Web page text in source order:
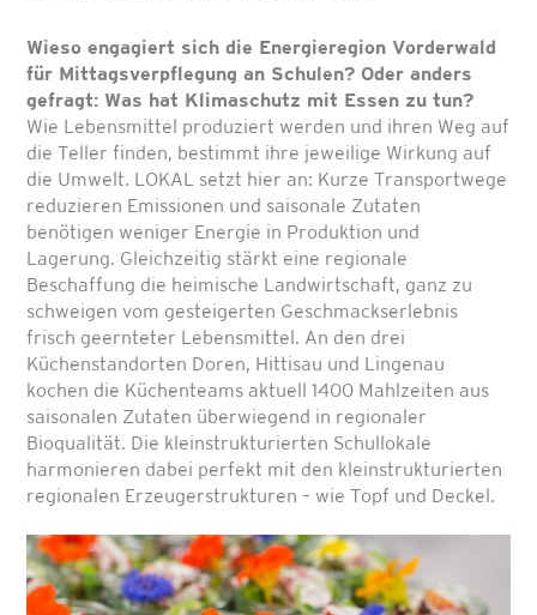
Wieso engagiert sich die Energieregion Vorderwald
für Mittagsverpflegung an Schulen? Oder anders
gefragt: Was hat Klimaschutz mit Essen zu tun?
Wie Lebensmittel produziert werden und ihren Weg auf
die Teller finden, bestimmt ihre jeweilige Wirkung auf
die Umwelt. LOKAL setzt hier an: Kurze Transportwege
reduzieren Emissionen und saisonale Zutaten
benötigen weniger Energie in Produktion und
Lagerung. Gleichzeitig stärkt eine regionale
Beschaffung die heimische Landwirtschaft, ganz zu
schweigen vom gesteigerten Geschmackserlebnis
frisch geernteter Lebensmittel. An den drei
Küchenstandorten Doren, Hittisau und Lingenau
kochen die Küchenteams aktuell 1400 Mahlzeiten aus
saisonalen Zutaten überwiegend in regionaler
Bioqualität. Die kleinstrukturierten Schullokale
harmonieren dabei perfekt mit den kleinstrukturierten
regionalen Erzeugerstrukturen – wie Topf und Deckel.